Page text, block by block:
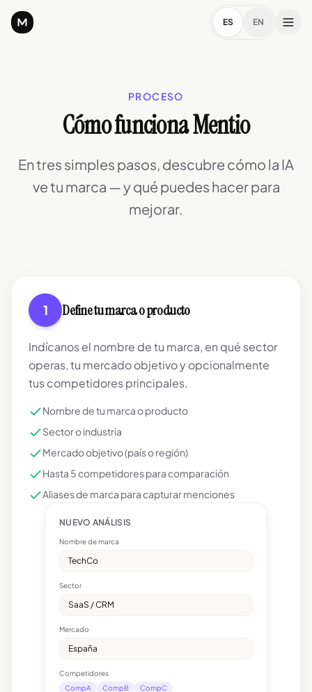
ES EN
PROCESO
Cómo funciona Mentio
En tres simples pasos, descubre cómo la IA
ve tu marca — y qué puedes hacer para
mejorar.
1 Define tu marca o producto
Indícanos el nombre de tu marca, en qué sector
operas, tu mercado objetivo y opcionalmente
tus competidores principales.
Nombre de tu marca o producto
Sector o industria
Mercado objetivo (país o región)
Hasta 5 competidores para comparación
Aliases de marca para capturar menciones
NUEVO ANÁLISIS
Nombre de marca
TechCo
Sector
SaaS / CRM
Mercado
España
Competidores
CompA
CompB CompC